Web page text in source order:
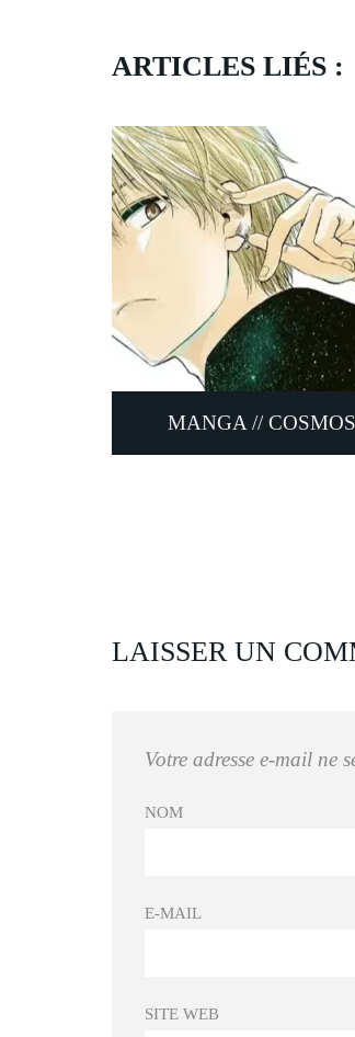
ARTICLES LIÉS :
MANGA //
LAISSER UN
Votre adresse e-mail ne
NOM
E-MAIL
SITE WEB